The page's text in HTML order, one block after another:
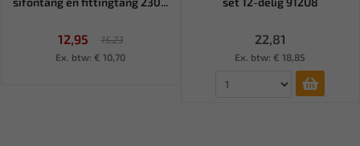
12,95
15,23
Ex. btw: € 10,70
22,81
Ex. btw: € 18,85